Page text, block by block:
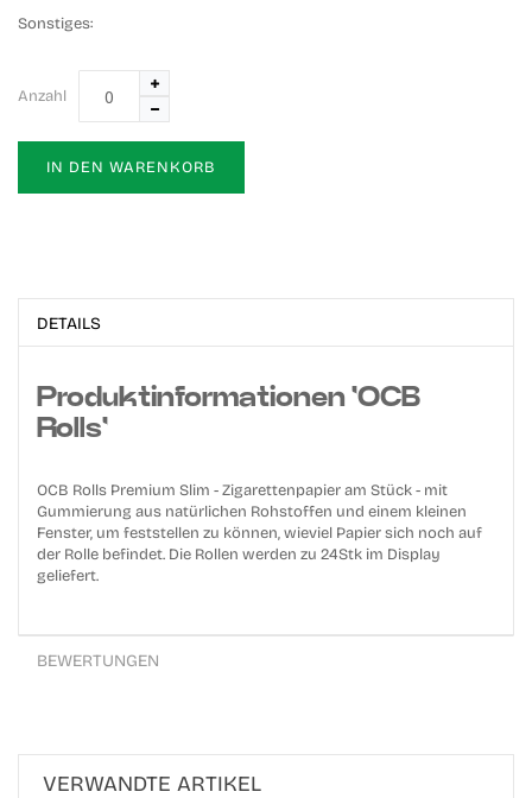
Sonstiges:
Anzahl
IN DEN WARENKORB
DETAILS
Produktinformationen 'OCB
Rolls'
OCB Rolls Premium Slim - Zigarettenpapier am Stück - mit
Gummierung aus natürlichen Rohstoffen und einem kleinen
Fenster, um feststellen zu können, wieviel Papier sich noch auf
der Rolle befindet. Die Rollen werden zu 24Stk im Display
geliefert.
BEWERTUNGEN
VERWANDTE ARTIKEL